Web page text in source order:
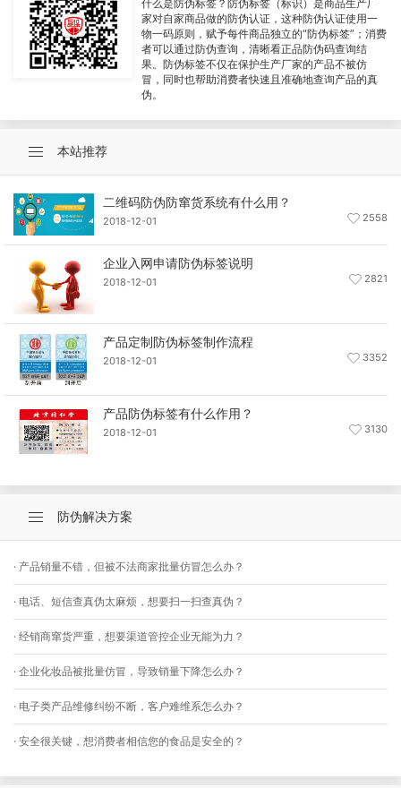
什么是防伪标签？防伪标签（标识）是商品生产厂
家对自家商品做的防伪认证，这种防伪认证使用一
物一码原则，赋予每件商品独立的“防伪标签”；消费
者可以通过防伪查询，清晰看正品防伪码查询结
果。防伪标签不仅在保护生产厂家的产品不被仿
冒，同时也帮助消费者快速且准确地查询产品的真
伪。
本站推荐
二维码防伪防窜货系统有什么用？
2018-12-01 2558
企业入网申请防伪标签说明
2018-12-01 2821
产品定制防伪标签制作流程
2018-12-01 3352
产品防伪标签有什么作用？
2018-12-01 3130
防伪解决方案
· 产品销量不错，但被不法商家批量仿冒怎么办？
· 电话、短信查真伪太麻烦，想要扫一扫查真伪？
· 经销商窜货严重，想要渠道管控企业无能为力？
· 企业化妆品被批量仿冒，导致销量下降怎么办？
· 电子类产品维修纠纷不断，客户难维系怎么办？
· 安全很关键，想消费者相信您的食品是安全的？